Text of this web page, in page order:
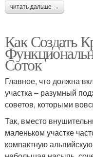
читать дальше →
Как Создать
Соток
Главное, что должна
участка – разумный
советов, которыми
Так, вместо
маленьком участке
компактную